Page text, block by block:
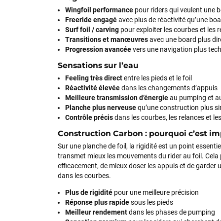
Wingfoil performance pour riders qui veulent une
Freeride engagéavec plus de réactivité qu’une
Surf foil / carving pour exploiter les courbes et les
Transitions et manœuvresavec une board plus
Progression avancéevers une navigation plus
Sensations sur l’eau
Feeling très directentre les pieds et le foil
Réactivité élevéedans les changements d’appuis
Meilleure transmission d’énergieau pumping et
Planche plus nerveusequ’une construction plus
Contrôle précisdans les courbes, les relances et
Construction Carbon : pourquoi c’est
Sur une planche de foil, la rigidité est un point
transmet mieux les mouvements du rider au foil.
efficacement, de mieux doser les appuis et de garder
dans les courbes.
Plus de rigidité pour une meilleure précision
Réponse plus rapidesous les pieds
Meilleur rendementdans les phases de pumping